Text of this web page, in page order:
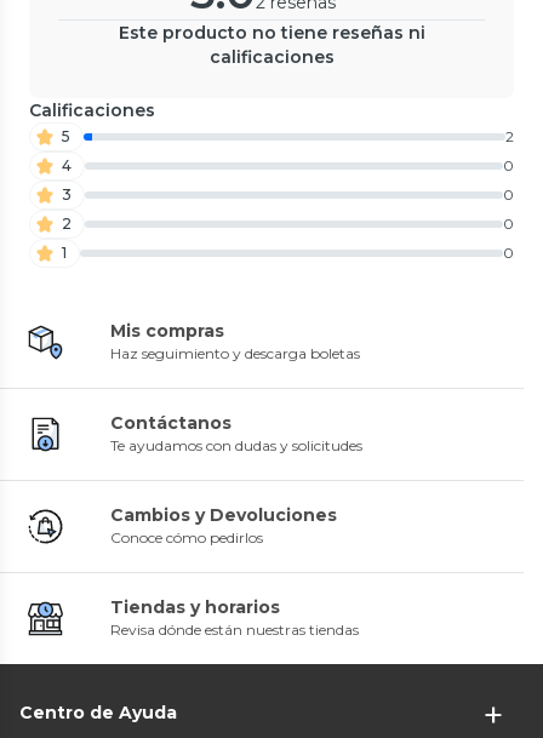
Este producto no tiene reseñas ni
calificaciones
Calificaciones
5
2
4
0
3
0
2
0
1
0
Mis compras
Haz seguimiento y descarga boletas
Contáctanos
Te ayudamos con dudas y solicitudes
Cambios y Devoluciones
Conoce cómo pedirlos
Tiendas y horarios
Revisa dónde están nuestras tiendas
Centro de Ayuda